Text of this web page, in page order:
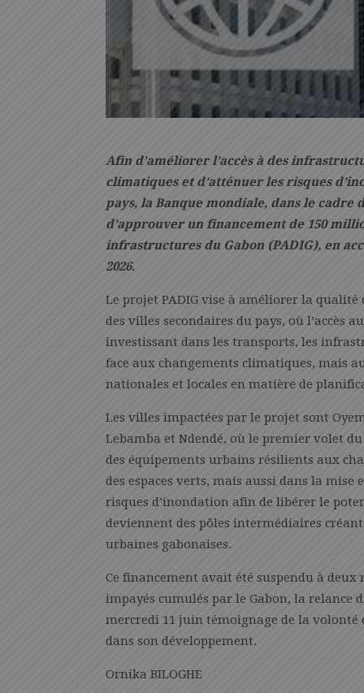
Afin d’améliorer l’accès à des
climatiques et d’atténuer les risques
pays, la Banque mondiale, dans le
d’approuver un financement de 150
infrastructures du Gabon (PADIG), en
2026.
Le projet PADIG vise à améliorer la
des villes secondaires du pays, où l’accès
investissant dans les transports, les
face aux changements climatiques, mais
nationales et locales en matière de
Les villes impactées par le projet sont
Lebamba et Ndendé, où le premier volet
des équipements urbains résilients aux
des espaces verts, mais aussi dans la
risques d’inondation afin de libérer le
deviennent des pôles intermédiaires
urbaines gabonaises.
Ce financement avait été suspendu à deux
impayés cumulés par le Gabon, la relance
mercredi 11 juin témoignage de la volonté
dans son développement.
Ornika BILOGHE